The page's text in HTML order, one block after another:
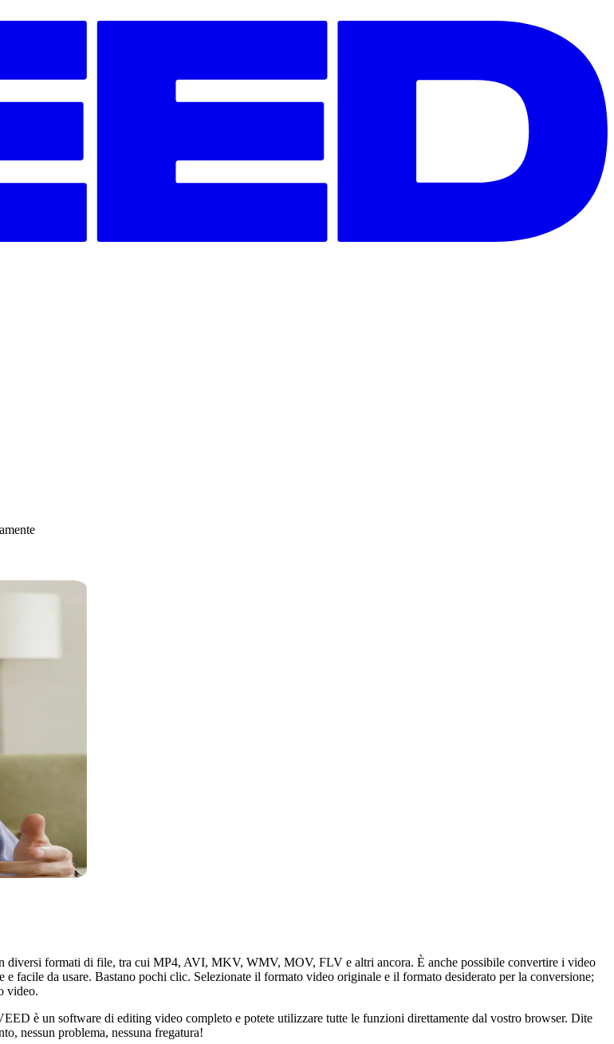
formati di file, tra cui MP4, AVI, MKV, WMV, MOV, FLV e altri ancora. È anche possibile convertire i video
facile da usare. Bastano pochi clic. Selezionate il formato video originale e il formato desiderato per la conversione;
video.
è un software di editing video completo e potete utilizzare tutte le funzioni direttamente dal vostro browser. Dite
nessun problema, nessuna fregatura!